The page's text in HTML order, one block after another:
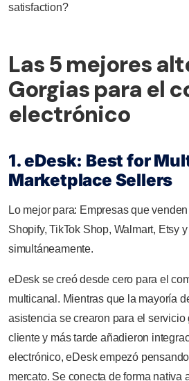
satisfaction?
Las 5 mejores
Gorgias para el
electrónico
1. eDesk: Best for
Marketplace Sellers
Lo mejor para: Empresas que
Shopify, TikTok Shop, Walmart, Etsy
simultáneamente.
eDesk se creó desde cero para el
multicanal. Mientras que la mayoría
asistencia se crearon para el servicio
cliente y más tarde añadieron
electrónico, eDesk empezó
mercato. Se conecta de forma nativa